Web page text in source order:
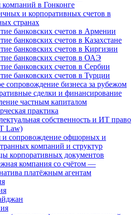
компаний в Гонконге
и корпоративных счетов в
странах
банковских счетов в Армении
банковских счетов в Казахстане
банковских счетов в Киргизии
банковских счетов в ОАЭ
банковских счетов в Сербии
банковских счетов в Турции
сопровождение бизнеса за рубежом
сделки и финансирование
частным капиталом
практика
собственность и ИТ право
Law)
и сопровождение офшорных и
компаний и структур
корпоративных документов
компания со счётом —
платёжным агентам